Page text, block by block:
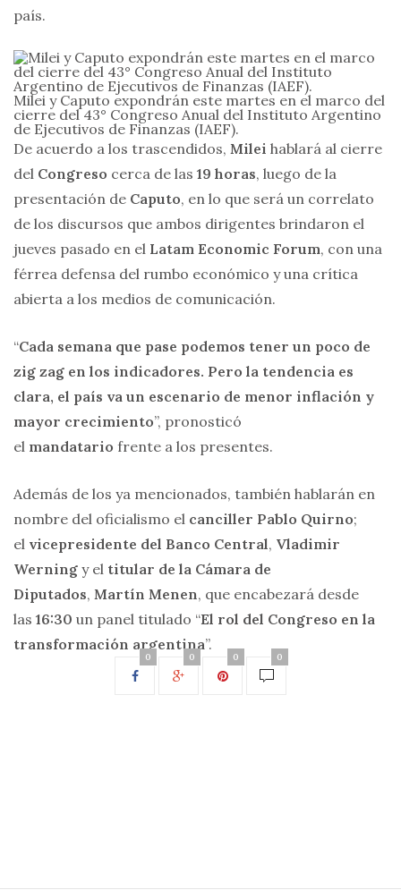
país.
Milei y Caputo expondrán este martes en el marco del
cierre del 43° Congreso Anual del Instituto Argentino
de Ejecutivos de Finanzas (IAEF).
De acuerdo a los trascendidos, Milei hablará al cierre
del Congreso cerca de las 19 horas, luego de la
presentación de Caputo, en lo que será un correlato
de los discursos que ambos dirigentes brindaron el
jueves pasado en el Latam Economic Forum, con una
férrea defensa del rumbo económico y una crítica
abierta a los medios de comunicación.
“Cada semana que pase podemos tener un poco de
zig zag en los indicadores. Pero la tendencia es
clara, el país va un escenario de menor inflación y
mayor crecimiento”, pronosticó
el mandatario frente a los presentes.
Además de los ya mencionados, también hablarán en
nombre del oficialismo el canciller Pablo Quirno;
el vicepresidente del Banco Central, Vladimir
Werning y el titular de la Cámara de
Diputados, Martín Menen, que encabezará desde
las 16:30 un panel titulado “El rol del Congreso en la
transformación argentina”.
0 0 0 0